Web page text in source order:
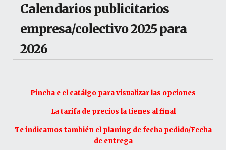
Calendarios publicitarios
empresa/colectivo 2025 para
2026
Pincha e el catálgo para visualizar las opciones
La tarifa de precios la tienes al final
Te indicamos también el planing de fecha pedido/Fecha
de entrega